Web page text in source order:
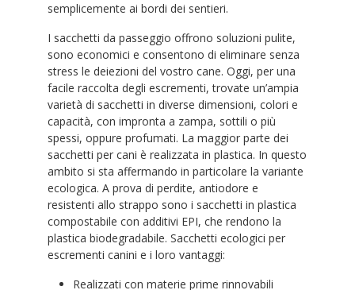
semplicemente ai bordi dei sentieri.
I sacchetti da passeggio offrono soluzioni pulite,
sono economici e consentono di eliminare senza
stress le deiezioni del vostro cane. Oggi, per una
facile raccolta degli escrementi, trovate un’ampia
varietà di sacchetti in diverse dimensioni, colori e
capacità, con impronta a zampa, sottili o più
spessi, oppure profumati. La maggior parte dei
sacchetti per cani è realizzata in plastica. In questo
ambito si sta affermando in particolare la variante
ecologica. A prova di perdite, antiodore e
resistenti allo strappo sono i sacchetti in plastica
compostabile con additivi EPI, che rendono la
plastica biodegradabile. Sacchetti ecologici per
escrementi canini e i loro vantaggi:
Realizzati con materie prime rinnovabili